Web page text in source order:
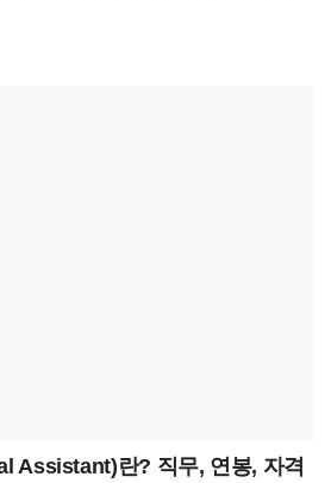
Assistant)란? 직무, 연봉, 자격